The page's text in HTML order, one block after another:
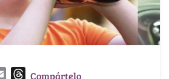
TCompártelo